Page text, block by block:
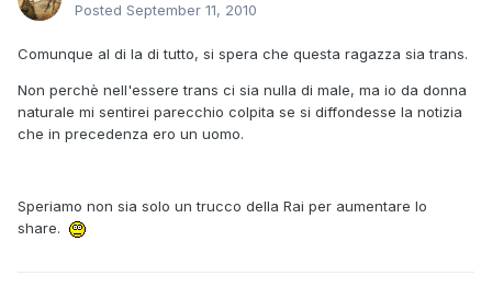
Posted September 11, 2010
Comunque al di la di tutto, si spera che questa ragazza sia trans.
Non perchè nell'essere trans ci sia nulla di male, ma io da donna
naturale mi sentirei parecchio colpita se si diffondesse la notizia
che in precedenza ero un uomo.
Speriamo non sia solo un trucco della Rai per aumentare lo
share.